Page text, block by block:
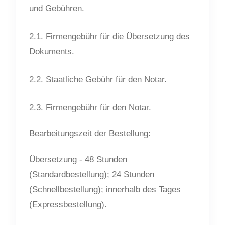
und Gebühren.
2.1. Firmengebühr für die Übersetzung des
Dokuments.
2.2. Staatliche Gebühr für den Notar.
2.3. Firmengebühr für den Notar.
Bearbeitungszeit der Bestellung:
Übersetzung - 48 Stunden
(Standardbestellung); 24 Stunden
(Schnellbestellung); innerhalb des Tages
(Expressbestellung).